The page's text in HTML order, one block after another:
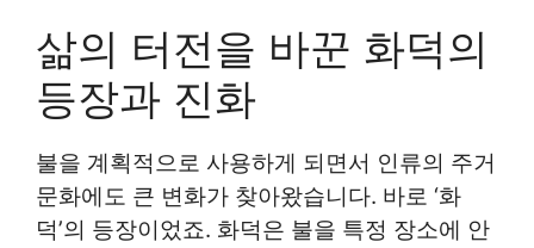
삶의 터전을 바꾼 화덕의
등장과 진화
불을 계획적으로 사용하게 되면서 인류의 주거
문화에도 큰 변화가 찾아왔습니다. 바로 ‘화
덕’의 등장이었죠. 화덕은 불을 특정 장소에 안